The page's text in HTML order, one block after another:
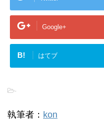
Google+
B! はてブ
-
執筆者： kon